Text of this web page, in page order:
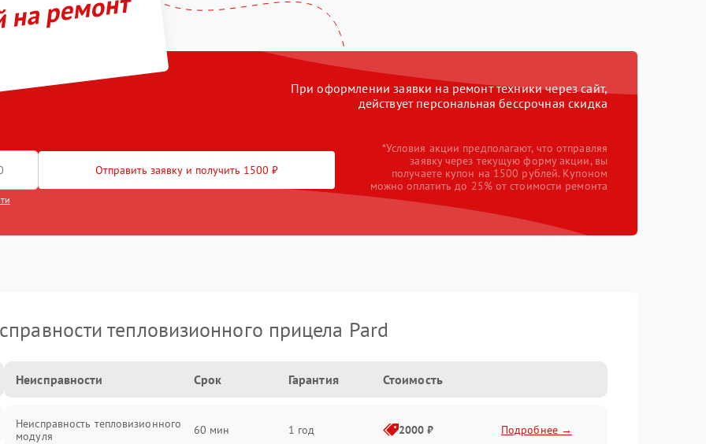
ремонт
При оформлении заявки на ремонт техники через сайт,
действует персональная бессрочная скидка
Отправить заявку и получить 1500 ₽
*Условия акции предполагают, что отправляя
заявку через текущую форму акции, вы
получаете купон на 1500 рублей. Купоном
можно оплатить до 25% от стоимости ремонта
тепловизионного прицела Pard
Неисправности Срок Гарантия Стоимость
Неисправность тепловизионного
модуля
60 мин 1 год 2000 ₽ Подробнее →